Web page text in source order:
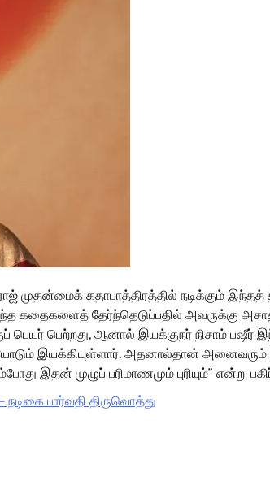
முதன்மைக் கதாபாத்திரத்தில் நடிக்கும்
சிறந்த கதைகளைத் தேர்ந்தெடுப்பதில் அவருக்கு
பெற்றது, ஆனால் இயக்குநர் நிசாம் பஷீர்
இயக்கியுள்ளார். அதனால்தான்
இதன் முழுப் பரிமாணமும் புரியும்” என்று
பார்வதி திருவொத்து